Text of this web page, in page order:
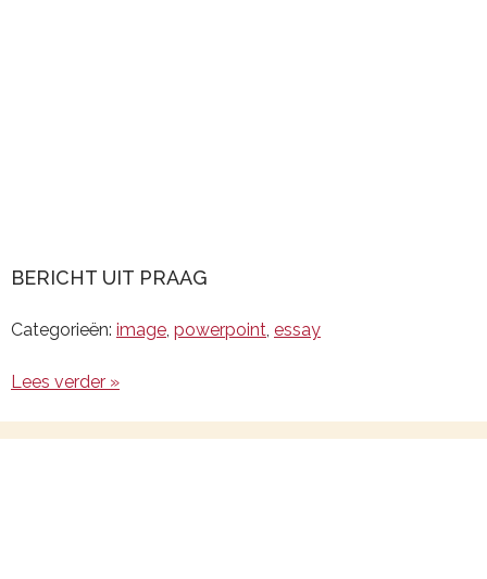
BERICHT UIT PRAAG
Categorieën: image, powerpoint, essay
Lees verder »